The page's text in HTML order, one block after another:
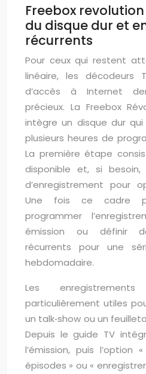
Freebox
du disque dur et
récurrents
Pour ceux qui restent
linéaire, les décodeurs
d’accès à Internet
précieux. La Freebox
intègre un disque dur
plusieurs heures de
La première étape
disponible et, si
d’enregistrement pour
Une fois ce cadre
programmer
émission ou définir
récurrents pour une
hebdomadaire.
Les
particulièrement utiles
un talk‑show ou un
Depuis le guide TV
l’émission, puis l’option
épisodes » ou «